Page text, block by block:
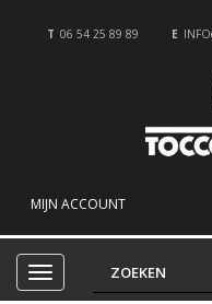
T 06 54 25 89 89 E
MIJN ACCOUNT